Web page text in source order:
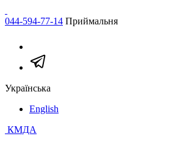
044-594-77-14 Приймальня
Українська
English
КМДА